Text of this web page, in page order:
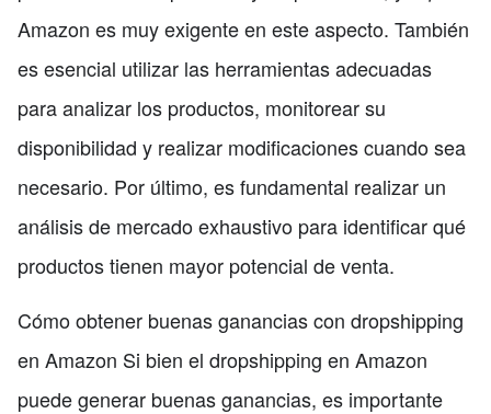
Amazon es muy exigente en este aspecto. También
es esencial utilizar las herramientas adecuadas
para analizar los productos, monitorear su
disponibilidad y realizar modificaciones cuando sea
necesario. Por último, es fundamental realizar un
análisis de mercado exhaustivo para identificar qué
productos tienen mayor potencial de venta.
Cómo obtener buenas ganancias con dropshipping
en Amazon Si bien el dropshipping en Amazon
puede generar buenas ganancias, es importante